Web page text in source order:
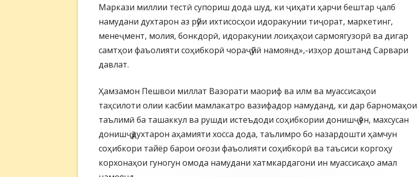
Маркази миллии тестӣ супориш дода шуд, ки ҷиҳати ҳарчи бештар ҷалб
намудани духтарон аз рӯйи ихтисосҳои идоракунии тиҷорат, маркетинг,
менеҷмент, молия, бонкдорӣ, идоракунии лоиҳаҳои сармоягузорӣ ва дигар
самтҳои фаъолияти соҳибкорӣ чораҷӯйӣ намоянд»,-изҳор доштанд Сарвари
давлат.
Ҳамзамон Пешвои миллат Вазорати маориф ва илм ва муассисаҳои
таҳсилоти олии касбии мамлакатро вазифадор намуданд, ки дар барномаҳои
таълимӣ ба ташаккул ва рушди истеъдоди соҳибкории донишҷӯён, махсусан
донишҷӯдухтарон аҳамияти хосса дода, таълимро бо назардошти ҳамчун
соҳибкори тайёр барои оғози фаъолияти соҳибкорӣ ва таъсиси коргоҳу
корхонаҳои гуногун омода намудани хатмкардагони ин муассисаҳо амал